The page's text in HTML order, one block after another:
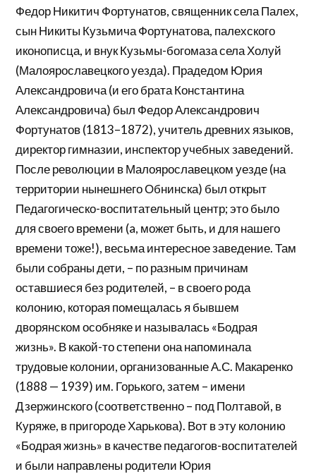
Федор Никитич Фортунатов, священник села Палех,
сын Никиты Кузьмича Фортунатова, палехского
иконописца, и внук Кузьмы-богомаза села Холуй
(Малоярославецкого уезда). Прадедом Юрия
Александровича (и его брата Константина
Александровича) был Федор Александрович
Фортунатов (1813–1872), учитель древних языков,
директор гимназии, инспектор учебных заведений.
После революции в Малоярославецком уезде (на
территории нынешнего Обнинска) был открыт
Педагогическо-воспитательный центр; это было
для своего времени (a, может быть, и для нашего
времени тоже!), весьма интересное заведение. Там
были собраны дети, – по разным причинам
оставшиеся без родителей, – в своего рода
колонию, которая помещалась я бывшем
дворянском особняке и называлась «Бодрая
жизнь». В какой-то степени она напоминала
трудовые колонии, организованные А.С. Макаренко
(1888 — 1939) им. Горького, затем – имени
Дзержинского (соответственно – под Полтавой, в
Куряже, в пригороде Харькова). Вот в эту колонию
«Бодрая жизнь» в качестве педагогов-воспитателей
и были направлены родители Юрия